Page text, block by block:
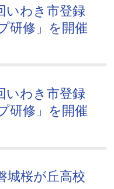
いわき市登録
研修」を開催
いわき市登録
研修」を開催
城桜が丘高校